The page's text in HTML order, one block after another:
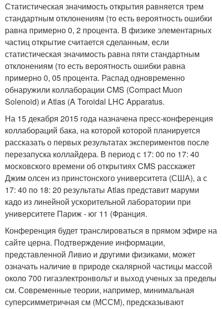
Статистическая значимость открытия равняется трем
стандартным отклонениям (то есть вероятность ошибки
равна примерно 0, 2 процента. В физике элементарных
частиц открытие считается сделанным, если
статистическая значимость равна пяти стандартным
отклонениям (то есть вероятность ошибки равна
примерно 0, 05 процента. Распад одновременно
обнаружили коллаборации CMS (Compact Muon
Solenoid) и Atlas (A Toroidal LHC Apparatus.
На 15 декабря 2015 года назначена пресс-конференция
коллабораций бака, на которой которой планируется
рассказать о первых результатах экспериментов после
перезапуска коллайдера. В период с 17: 00 по 17: 40
московского времени об открытиях CMS расскажет
Джим олсен из принстонского университета (США), а с
17: 40 по 18: 20 результаты Atlas представит маруми
кадо из линейной ускорительной лаборатории при
университете Париж - юг 11 (Франция.
Конференция будет транслироваться в прямом эфире на
сайте церна. Подтверждение информации,
представленной Ливио и другими физиками, может
означать наличие в природе скалярной частицы массой
около 700 гигаэлектронвольт и выход ученых за пределы
см. Современные теории, например, минимальная
суперсимметричная см (МССМ), предсказывают